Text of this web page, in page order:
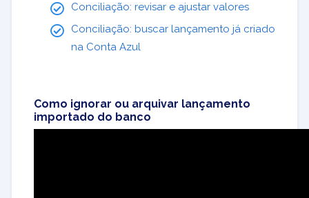
Conciliação: revisar e ajustar valores
Conciliação: buscar lançamento já criado
na Conta Azul
Como ignorar ou arquivar lançamento
importado do banco